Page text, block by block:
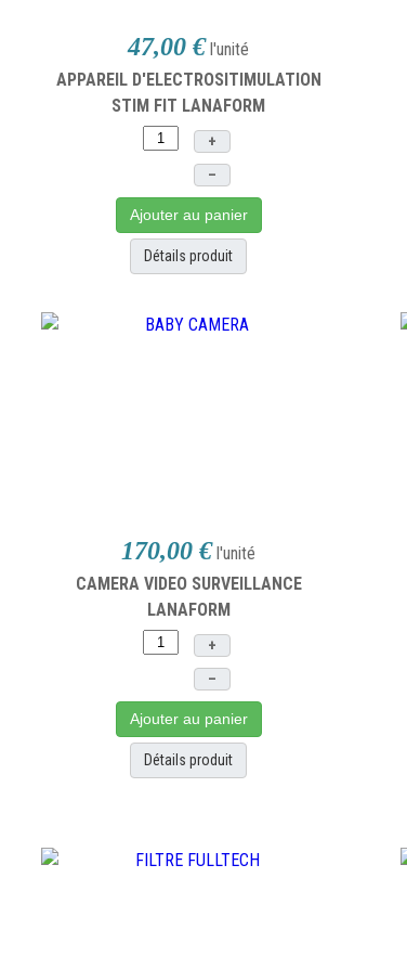
47,00 € l'unité
APPAREIL D'ELECTROSITIMULATION
STIM FIT LANAFORM
+
–
Ajouter au panier
Détails produit
170,00 € l'unité
CAMERA VIDEO SURVEILLANCE
LANAFORM
+
–
Ajouter au panier
Détails produit